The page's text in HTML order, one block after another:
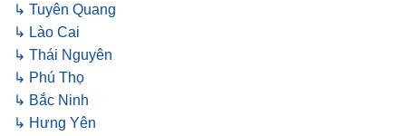
↳ Tuyên Quang
↳ Lào Cai
↳ Thái Nguyên
↳ Phú Thọ
↳ Bắc Ninh
↳ Hưng Yên